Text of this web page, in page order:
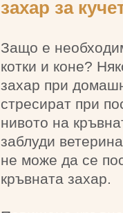
захар за
Защо е
котки и коне?
захар при
стресират при
нивото на
заблуди
не може да се
кръвната захар.